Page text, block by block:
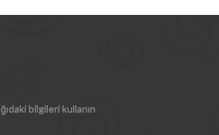
bilgileri kullanın